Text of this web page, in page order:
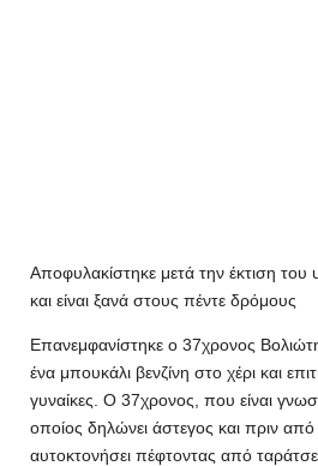
Αποφυλακίστηκε μετά την έκτιση του
και είναι ξανά στους πέντε δρόμους
Επανεμφανίστηκε ο 37χρονος
ένα μπουκάλι βενζίνη στο χέρι και
γυναίκες. Ο 37χρονος, που είναι
οποίος δηλώνει άστεγος και πριν
αυτοκτονήσει πέφτοντας από